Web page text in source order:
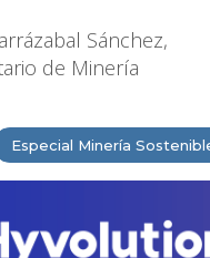
Sánchez,
de Minería
Especial Minería